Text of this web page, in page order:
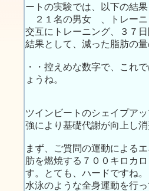
ートの実験では、以下の結果
２１名の男女 、トレーニ
交互にトレーニング、３７日
結果として、減った脂肪の
・・控えめな数字で、これ
ょうね。
ツインビートのシェイプア
強により基礎代謝が向上し
まず、ご質問の運動による
肪を燃焼する７００キロカ
す。とても、ハードですね。
水泳のような全身運動を行